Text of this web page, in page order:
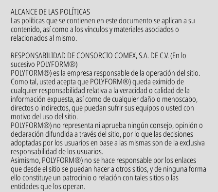
ALCANCE DE LAS POLÍTICAS
Las políticas que se contienen en este documento se aplican a su
contenido, así como a los vínculos y materiales asociados o
relacionados al mismo.
RESPONSABILIDAD DE CONSORCIO COMEX, S.A. DE C.V. (En lo
sucesivo POLYFORM®)
POLYFORM®) es la empresa responsable de la operación del sitio.
Como tal, usted acepta que POLYFORM®) queda eximido de
cualquier responsabilidad relativa a la veracidad o calidad de la
información expuesta, así como de cualquier daño o menoscabo,
directos o indirectos, que puedan sufrir sus equipos o usted con
motivo del uso del sitio.
POLYFORM®) no representa ni aprueba ningún consejo, opinión o
declaración difundida a través del sitio, por lo que las decisiones
adoptadas por los usuarios en base a las mismas son de la exclusiva
responsabilidad de los usuarios.
Asimismo, POLYFORM®) no se hace responsable por los enlaces
que desde el sitio se puedan hacer a otros sitios, y de ninguna forma
ello constituye un patrocinio o relación con tales sitios o las
entidades que los operan.